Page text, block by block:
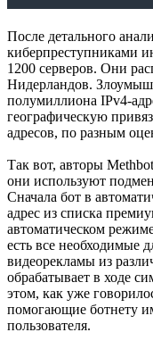
После детального
киберпреступниками
1200 серверов. Они
Нидерландов.
полумиллиона IPv4-
географическую
адресов, по разным
Так вот, авторы
они используют
Сначала бот в
адрес из списка
автоматическом
есть все необходимые
видеорекламы из
обрабатывает в ходе
этом, как уже
помогающие ботнету
пользователя.